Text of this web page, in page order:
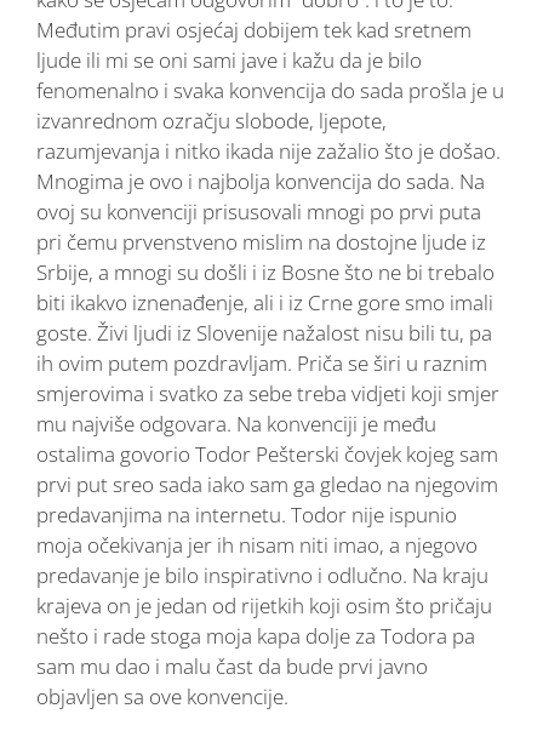
Međutim pravi osjećaj dobijem tek kad sretnem
ljude ili mi se oni sami jave i kažu da je bilo
fenomenalno i svaka konvencija do sada prošla je u
izvanrednom ozračju slobode, ljepote,
razumjevanja i nitko ikada nije zažalio što je došao.
Mnogima je ovo i najbolja konvencija do sada. Na
ovoj su konvenciji prisusovali mnogi po prvi puta
pri čemu prvenstveno mislim na dostojne ljude iz
Srbije, a mnogi su došli i iz Bosne što ne bi trebalo
biti ikakvo iznenađenje, ali i iz Crne gore smo imali
goste. Živi ljudi iz Slovenije nažalost nisu bili tu, pa
ih ovim putem pozdravljam. Priča se širi u raznim
smjerovima i svatko za sebe treba vidjeti koji smjer
mu najviše odgovara. Na konvenciji je među
ostalima govorio Todor Pešterski čovjek kojeg sam
prvi put sreo sada iako sam ga gledao na njegovim
predavanjima na internetu. Todor nije ispunio
moja očekivanja jer ih nisam niti imao, a njegovo
predavanje je bilo inspirativno i odlučno. Na kraju
krajeva on je jedan od rijetkih koji osim što pričaju
nešto i rade stoga moja kapa dolje za Todora pa
sam mu dao i malu čast da bude prvi javno
objavljen sa ove konvencije.